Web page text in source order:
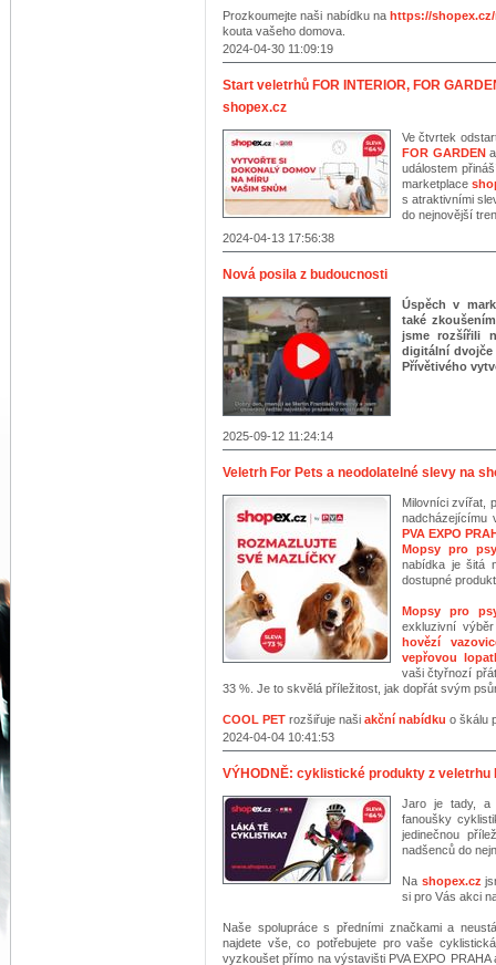
Prozkoumejte naši nabídku na https://
kouta vašeho domova.
2024-04-30 11:09:19
Start veletrhů FOR INTERIOR, FOR
shopex.cz
Ve čtvrtek
FOR GARDEN
událostem
marketplace
s atraktivními
do nejnovější
2024-04-13 17:56:38
Nová posila z budoucnosti
Úspěch v
také
jsme rozšířili
digitální dvojče
Přívětivého
2025-09-12 11:24:14
Veletrh For Pets a neodolatelné slevy na
Milovníci zvířat,
nadcházejícímu
PVA EXPO
Mopsy pro psy
nabídka je šitá
dostupné
Mopsy pro
exkluzivní
hovězí
vepřovou
vaši čtyřnozí
33 %. Je to skvělá příležitost, jak dopřát svým
COOL PET rozšiřuje naši akční nabídku o škálu
2024-04-04 10:41:53
VÝHODNĚ: cyklistické produkty z veletrhu
Jaro je tady, a
fanoušky
jedinečnou
nadšenců do
Na shopex.cz
si pro Vás akci
Naše spolupráce s předními značkami a
najdete vše, co potřebujete pro vaše
vyzkoušet přímo na výstavišti PVA EXPO